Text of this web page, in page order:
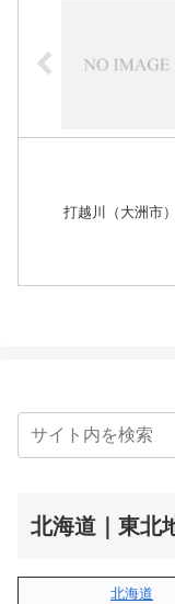
打越川（大洲市
北海道｜東北
北海道